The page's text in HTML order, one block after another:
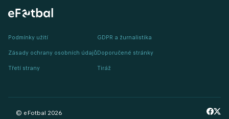
Podmínky užití
Zásady ochrany osobních údajů
Třetí strany
GDPR a žurnalistika
Doporučené stránky
Tiráž
© eFotbal 2026